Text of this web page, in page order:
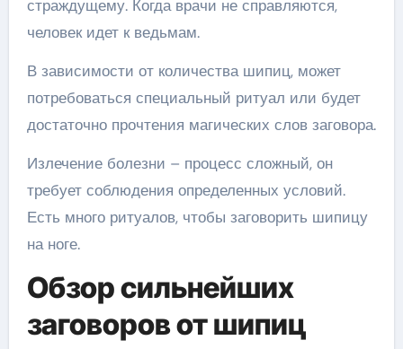
страждущему. Когда врачи не справляются,
человек идет к ведьмам.
В зависимости от количества шипиц, может
потребоваться специальный ритуал или будет
достаточно прочтения магических слов заговора.
Излечение болезни – процесс сложный, он
требует соблюдения определенных условий.
Есть много ритуалов, чтобы заговорить шипицу
на ноге.
Обзор сильнейших
заговоров от шипиц